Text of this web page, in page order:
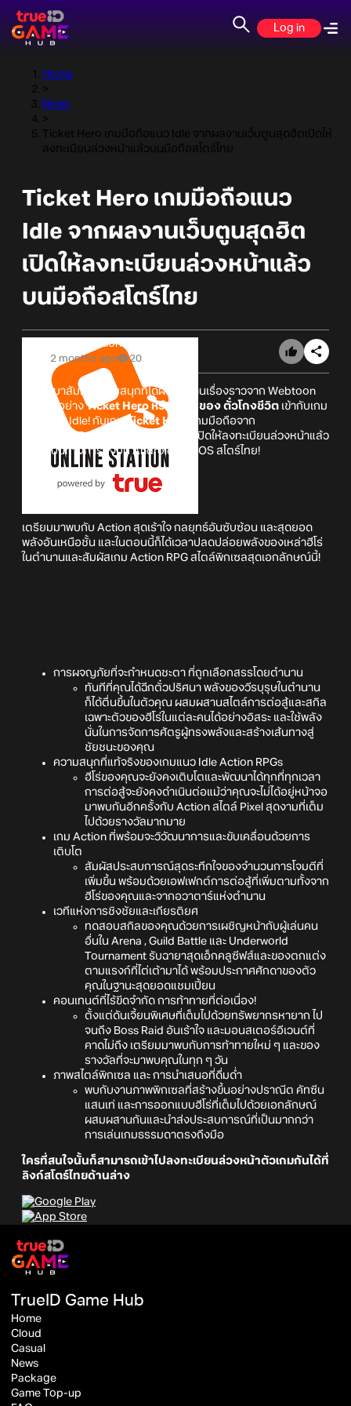
Log in
Home
>
News
>
Ticket Hero เกมมือถือแนว Idle จากผลงานเว็บตูนสุดฮิตเปิดให้
ลงทะเบียนล่วงหน้าแล้วบนมือถือสโตร์ไทย
Ticket Hero เกมมือถือแนว
Idle จากผลงานเว็บตูนสุดฮิต
เปิดให้ลงทะเบียนล่วงหน้าแล้ว
บนมือถือสโตร์ไทย
Online Station
2 months ago
20
เตรียมมาสัมผัสความสนุกที่ได้ผสมผสานเรื่องราวจาก Webtoon
ยอดฮิตอย่างTicket Hero หรือในชื่อของ ตั๋วโกงชีวิต เข้ากับเกม
เพลย์แนว Idle! กับเกม
Ticket Hero
เกมมือถือจาก
BillionaireGames
ที่ในตอนนี้นั้นก็ได้เปิดให้ลงทะเบียนล่วงหน้าแล้ว
อย่างเป็นทางการทั้งบน Android และ iOS สโตร์ไทย!
Ticket Hero
เตรียมมาพบกับ Action สุดเร้าใจ กลยุทธ์อันซับซ้อน และสุดยอด
พลังอันเหนือชั้น และในตอนนี้ก็ได้เวลาปลดปล่อยพลังของเหล่าฮีโร่
ในตำนานและสัมผัสเกม Action RPG สไตล์พิกเซลสุดเอกลักษณ์นี้!
การผจญภัยที่จะกำหนดชะตา ที่ถูกเลือกสรรโดยตำนาน
ทันทีที่คุณได้ฉีกตั๋วปริศนา พลังของวีรบุรุษในตำนาน
ก็ได้ตื่นขึ้นในตัวคุณ ผสมผสานสไตล์การต่อสู้และสกิล
เฉพาะตัวของฮีโร่ในแต่ละคนได้อย่างอิสระ และใช้พลัง
นั่นในการจัดการศัตรูผู้ทรงพลังและสร้างเส้นทางสู่
ชัยชนะของคุณ
ความสนุกที่แท้จริงของเกมแนว Idle Action RPGs
ฮีโร่ของคุณจะยังคงเติบโตและพัฒนาได้ทุกที่ทุกเวลา
การต่อสู้จะยังคงดำเนินต่อแม้ว่าคุณจะไม่ได้อยู่หน้าจอ
มาพบกันอีกครั้งกับ Action สไตล์ Pixel สุดงามที่เต็ม
ไปด้วยรางวัลมากมาย
เกม Action ที่พร้อมจะวิวัฒนาการและขับเคลื่อนด้วยการ
เติบโต
สัมผัสประสบการณ์สุดระทึกใจของจำนวนการโจมตีที่
เพิ่มขึ้น พร้อมด้วยเอฟเฟกต์การต่อสู้ที่เพิ่มตามทั้งจาก
ฮีโร่ของคุณและจากอวาตาร์แห่งตำนาน
เวทีแห่งการชิงชัยและเกียรติยศ
ทดสอบสกิลของคุณด้วยการเผชิญหน้ากับผู้เล่นคน
อื่นใน Arena , Guild Battle และ Underworld
Tournament รับฉายาสุดเอ็กคลูซีฟส์และของตกแต่ง
ตามแรงก์ที่ไต่เต้ามาได้ พร้อมประกาศศักดาของตัว
คุณในฐานะสุดยอดแชมเปี้ยน
คอนเทนต์ที่ไร้ขีดจำกัด การท้าทายที่ต่อเนื่อง!
ตั้งแต่ดันเจี้ยนพิเศษที่เต็มไปด้วยทรัพยากรหายาก ไป
จนถึง Boss Raid อันเร้าใจ และมอนสเตอร์อีเวนต์ที่
คาดไม่ถึง เตรียมมาพบกับการท้าทายใหม่ ๆ และของ
รางวัลที่จะมาพบคุณในทุก ๆ วัน
ภาพสไตล์พิกเซล และ การนำเสนอที่ดื่มด่ำ
พบกับงานภาพพิกเซลที่สร้างขึ้นอย่างปราณีต คัทซีน
แสนเท่ และการออกแบบฮีโร่ที่เต็มไปด้วยเอกลักษณ์
ผสมผสานกันและนำส่งประสบการณ์ที่เป็นมากกว่า
การเล่นเกมธรรมดาตรงถึงมือ
ใครที่สนใจนั้นก็สามารถเข้าไปลงทะเบียนล่วงหน้าตัวเกมกันได้ที่
ลิงก์สโตร์ไทยด้านล่าง
TrueID Game Hub
Home
Cloud
Casual
News
Package
Game Top-up